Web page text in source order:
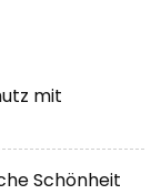
mit
Schönheit